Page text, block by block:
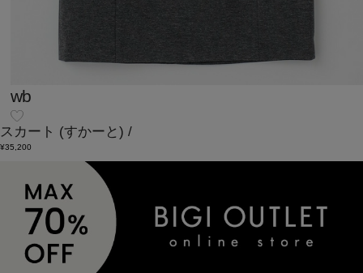
wb
スカート (すかーと) /
¥35,200